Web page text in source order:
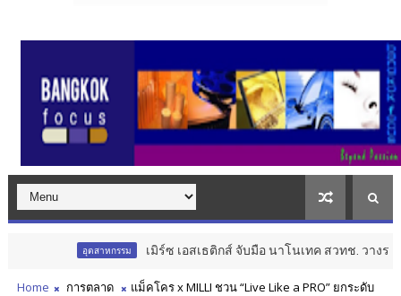
อุตสาหกรรม เมิร์ซ เอสเธติกส์ จับมือ นาโนเทค สวทช. วางรากฐา
Home การตลาด
แม็คโคร x MILLI ชวน “Live Like a PRO” ยกระดับ